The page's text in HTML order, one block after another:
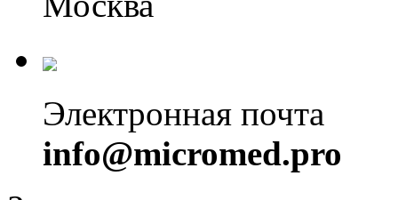
Электронная почта
info@micromed.pro